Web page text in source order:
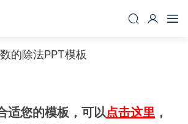
的除法PPT模板
适您的模板，可以点击这里 ，